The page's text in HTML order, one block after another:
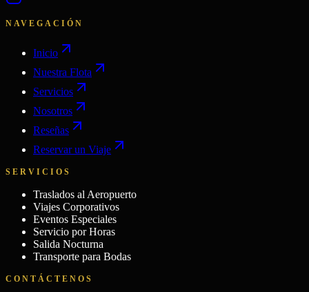
NAVEGACIÓN
Inicio
Nuestra Flota
Servicios
Nosotros
Reseñas
Reservar un Viaje
SERVICIOS
Traslados al Aeropuerto
Viajes Corporativos
Eventos Especiales
Servicio por Horas
Salida Nocturna
Transporte para Bodas
CONTÁCTENOS